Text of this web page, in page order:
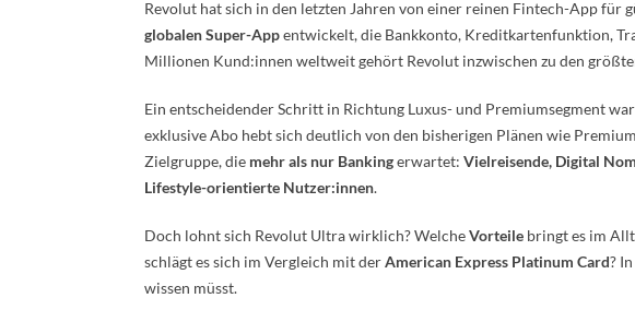
Revolut hat sich in den letzten Jahren von einer reinen Fintech-App für
globalen Super-Appentwickelt, die Bankkonto, Kreditkartenfunktion,
Millionen Kund:innen weltweit gehört Revolut inzwischen zu den
Ein entscheidender Schritt in Richtung Luxus- und Premiumsegment
exklusive Abo hebt sich deutlich von den bisherigen Plänen wie
Zielgruppe, die mehr als nur Bankingerwartet: Vielreisende, Digital
Lifestyle-orientierte Nutzer:innen.
Doch lohnt sich Revolut Ultra wirklich? WelcheVorteile bringt es im
schlägt es sich im Vergleich mit derAmerican Express Platinum Card?
wissen müsst.